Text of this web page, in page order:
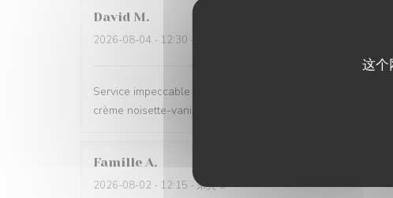
这个
David M
2026-08-04 - 12:30 - 来宾 5
Service impeccable et convivial. Nourriture excellente et
crème noisette-vanille. Un délice 😋
Famille A
2026-08-02 - 12:15 - 来宾 5